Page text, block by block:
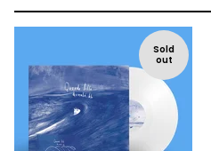
Sold
out